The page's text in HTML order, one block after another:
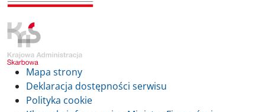
Mapa strony
Deklaracja dostępności serwisu
Polityka cookie